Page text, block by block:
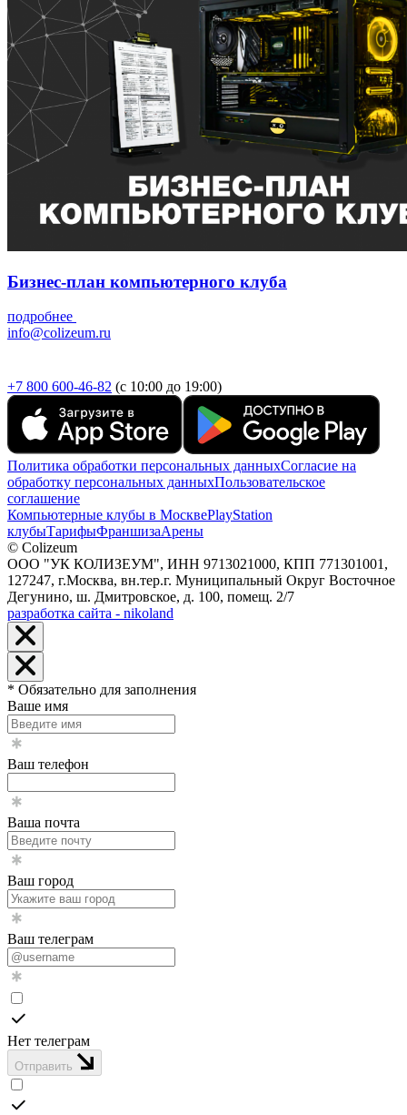
Бизнес-план компьютерного клуба
подробнее
info@colizeum.ru
+7 800 600-46-82 (с 10:00 до 19:00)
Политика обработки персональных данныхСогласие на
обработку персональных данныхПользовательское
соглашение
Компьютерные клубы в МосквеPlayStation
клубыТарифыФраншизаАрены
© Colizeum
ООО "УК КОЛИЗЕУМ", ИНН 9713021000, КПП 771301001,
127247, г.Москва, вн.тер.г. Муниципальный Округ Восточное
Дегунино, ш. Дмитровское, д. 100, помещ. 2/7
разработка сайта - nikoland
* Обязательно для заполнения
Ваше имя
Ваш телефон
Ваша почта
Ваш город
Ваш телеграм
Нет телеграм
Отправить